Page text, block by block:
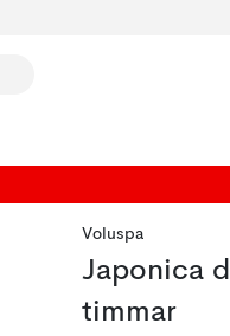
Voluspa
Japonica
timmar